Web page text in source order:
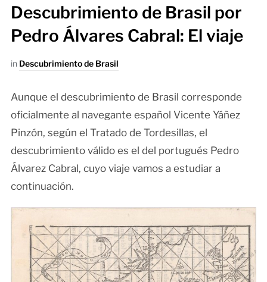
Descubrimiento de Brasil por
Pedro Álvares Cabral: El viaje
in Descubrimiento de Brasil
Aunque el descubrimiento de Brasil corresponde
oficialmente al navegante español Vicente Yáñez
Pinzón, según el Tratado de Tordesillas, el
descubrimiento válido es el del portugués Pedro
Álvarez Cabral, cuyo viaje vamos a estudiar a
continuación.